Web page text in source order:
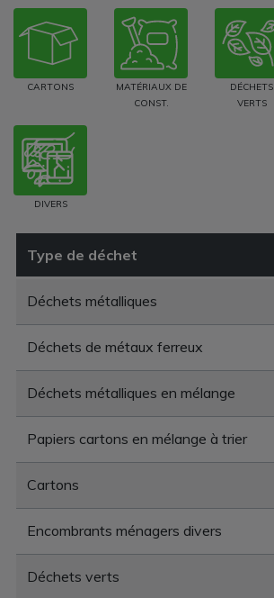
CARTONS
MATÉRIAUX DE
CONST.
DÉCHETS
VERTS
DIVERS
Type de déchet
Déchets métalliques
Déchets de métaux ferreux
Déchets métalliques en mélange
Papiers cartons en mélange à trier
Cartons
Encombrants ménagers divers
Déchets verts